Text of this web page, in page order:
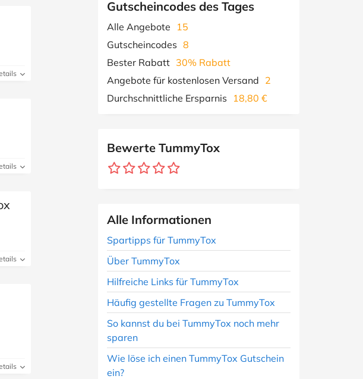
Gutscheincodes des Tages
Alle Angebote
15
Gutscheincodes 8
Bester Rabatt 30% Rabatt
Angebote für kostenlosen Versand 2
Durchschnittliche Ersparnis
18,80 €
Bewerte TummyTox
Alle Informationen
Spartipps für TummyTox
Über TummyTox
Hilfreiche Links für TummyTox
Häufig gestellte Fragen zu TummyTox
So kannst du bei TummyTox noch mehr
sparen
Wie löse ich einen TummyTox Gutschein
ein?